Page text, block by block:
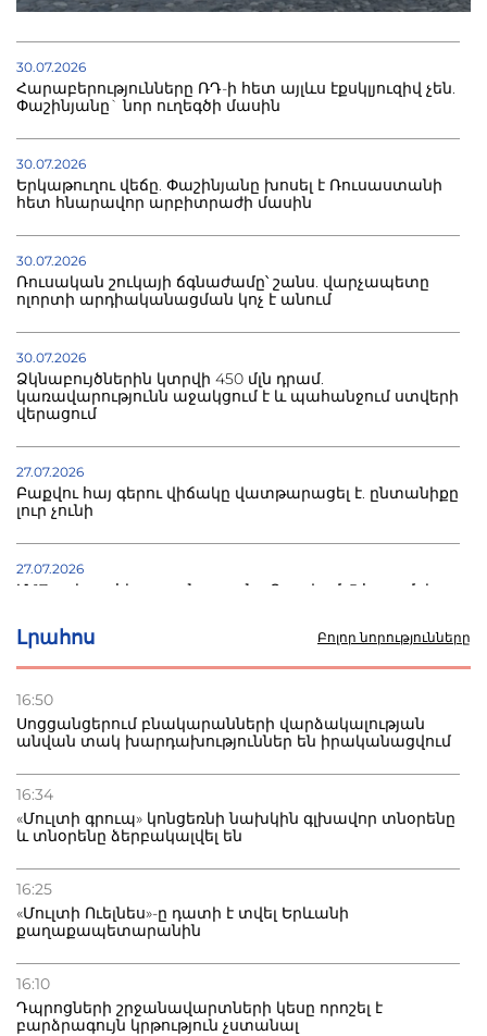
Լրահոս Բոլոր նորությունները
16:50
Սոցցանցերում բնակարանների վարձակալության
անվան տակ խարդախություններ են իրականացվում
16:34
«Մուլտի գրուպ» կոնցեռնի նախկին գլխավոր տնօրենը
և տնօրենը ձերբակալվել են
16:25
«Մուլտի Ուելնես»-ը դատի է տվել Երևանի
քաղաքապետարանին
16:10
Դպրոցների շրջանավարտների կեսը որոշել է
բարձրագույն կրթություն չստանալ
30.07.2026
Հարաբերությունները ՌԴ-ի հետ այլևս էքսկլյուզիվ չեն.
Փաշինյանը` նոր ուղեգծի մասին
30.07.2026
Երկաթուղու վեճը. Փաշինյանը խոսել է Ռուսաստանի
հետ հնարավոր արբիտրաժի մասին
30.07.2026
Ռուսական շուկայի ճգնաժամը՝ շանս. վարչապետը
ոլորտի արդիականացման կոչ է անում
30.07.2026
Ձկնաբույծներին կտրվի 450 մլն դրամ.
կառավարությունն աջակցում է և պահանջում ստվերի
վերացում
27.07.2026
Բաքվու հայ գերու վիճակը վատթարացել է. ընտանիքը
լուր չունի
27.07.2026
Մ-17 աշխարհի առաջնությունը Բաքվում. 5 հայ ըմբիշ
22.07.2026
տուժածներ կան
բնակվել Ռուսաստանում
Բաքվի բանտից գեներալ Մանուկյանը դիմել է
Փաշինյանին